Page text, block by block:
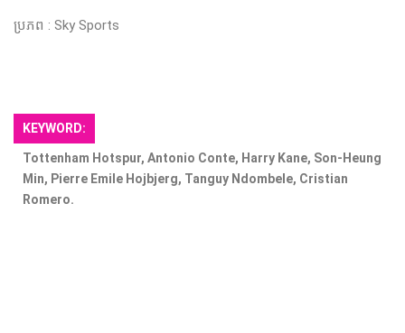
ប្រភព : Sky Sports
KEYWORD:
Tottenham Hotspur, Antonio Conte, Harry Kane, Son-Heung
Min, Pierre Emile Hojbjerg, Tanguy Ndombele, Cristian
Romero.